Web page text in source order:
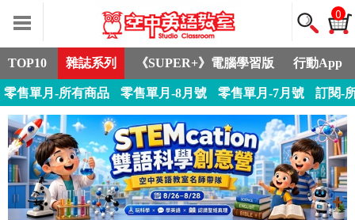
0
TOP10 雜誌系列 《SUPER+》電腦學習版 行動App
零售單月-所有商品 零售單月-8月號 零售單月-7月號 訂閱-